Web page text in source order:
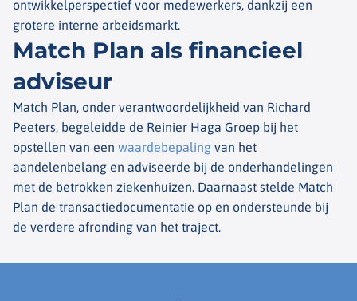
ontwikkelperspectief voor medewerkers, dankzij een
grotere interne arbeidsmarkt.
Match Plan als financieel
adviseur
Match Plan, onder verantwoordelijkheid van Richard
Peeters, begeleidde de Reinier Haga Groep bij het
opstellen van een waardebepaling van het
aandelenbelang en adviseerde bij de onderhandelingen
met de betrokken ziekenhuizen. Daarnaast stelde Match
Plan de transactiedocumentatie op en ondersteunde bij
de verdere afronding van het traject.